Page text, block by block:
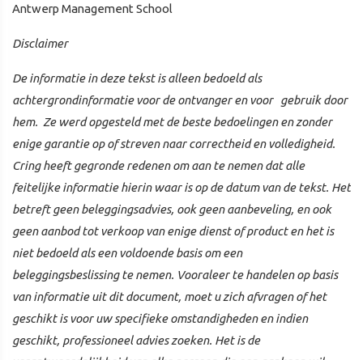
Antwerp Management School
Disclaimer
De informatie in deze tekst is alleen bedoeld als
achtergrondinformatie voor de ontvanger en voor gebruik door
hem. Ze werd opgesteld met de beste bedoelingen en zonder
enige garantie op of streven naar correctheid en volledigheid.
Cring heeft gegronde redenen om aan te nemen dat alle
feitelijke informatie hierin waar is op de datum van de tekst. Het
betreft geen beleggingsadvies, ook geen aanbeveling, en ook
geen aanbod tot verkoop van enige dienst of product en het is
niet bedoeld als een voldoende basis om een
beleggingsbeslissing te nemen. Vooraleer te handelen op basis
van informatie uit dit document, moet u zich afvragen of het
geschikt is voor uw specifieke omstandigheden en indien
geschikt, professioneel advies zoeken. Het is de